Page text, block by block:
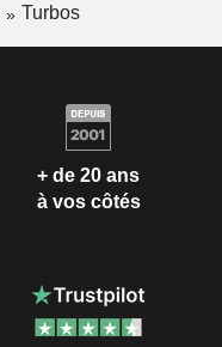
Turbos
+ de 20 ans
à vos côtés